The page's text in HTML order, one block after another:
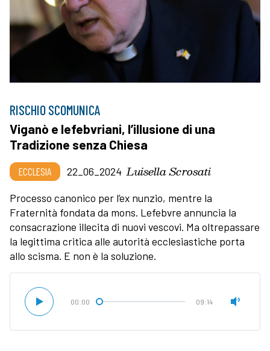
RISCHIO SCOMUNICA
Viganò e lefebvriani, l’illusione di una
Tradizione senza Chiesa
ECCLESIA 22_06_2024 Luisella Scrosati
Processo canonico per l’ex nunzio, mentre la
Fraternità fondata da mons. Lefebvre annuncia la
consacrazione illecita di nuovi vescovi. Ma oltrepassare
la legittima critica alle autorità ecclesiastiche porta
allo scisma. E non è la soluzione.
00:00 09:14